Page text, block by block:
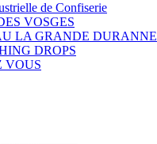
de Confiserie
VOSGES
LA GRANDE DURANNE
DROPS
VOUS